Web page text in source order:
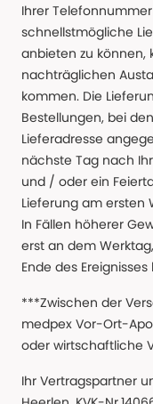
Ihrer
schnellstmögliche
anbieten zu können,
nachträglichen
kommen. Die
Bestellungen, bei
Lieferadresse
nächste Tag nach
und / oder ein
Lieferung am ersten
In Fällen höherer
erst an dem
Ende des
***Zwischen der
medpex Vor-Ort-
oder wirtschaftliche
Ihr Vertragspartner